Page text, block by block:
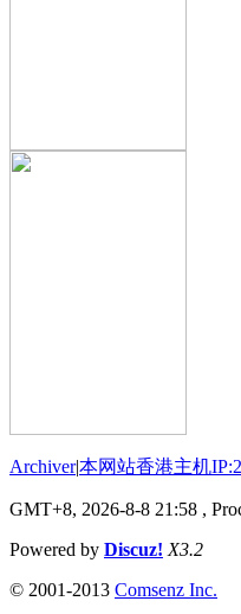
Archiver|本网站香港主机
GMT+8, 2026-8-8 21:58 ,
Powered by Discuz! X3.2
© 2001-2013 Comsenz Inc.